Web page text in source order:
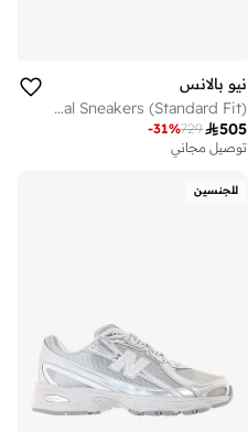
نيو بالانس
Unisex 740 Knit casual Sneakers (Standard Fit)
505
729
-31%
توصيل مجاني
للجنسين